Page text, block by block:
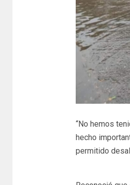
“No hemos
hecho
permitido